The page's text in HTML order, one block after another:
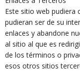
Este sitio web pudiera
pudieran ser de su
enlaces y abandone
al sitio al que es
de los términos o
esos otros sitios